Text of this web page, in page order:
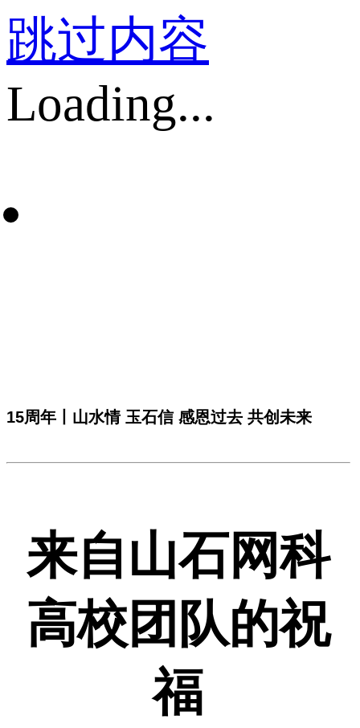
跳过内容
Loading...
15周年丨山水情 玉石信 感恩过去 共创未来
来自山石网科
高校团队的祝
福